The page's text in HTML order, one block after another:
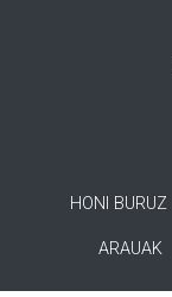
HONI BURUZ
ARAUAK